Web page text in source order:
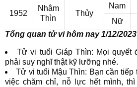
1952
Nhâm
Thìn
Thủy
Nam
Nữ
Tổng quan tử vi hôm nay 1/12/
Tử vi tuổi Giáp Thìn: Mọi quyết
phải suy nghĩ thật kỹ lưỡng nhé.
Tử vi tuổi Mậu Thìn: Bạn cần tiếp
việc chăm chỉ, nỗ lực hết mình,